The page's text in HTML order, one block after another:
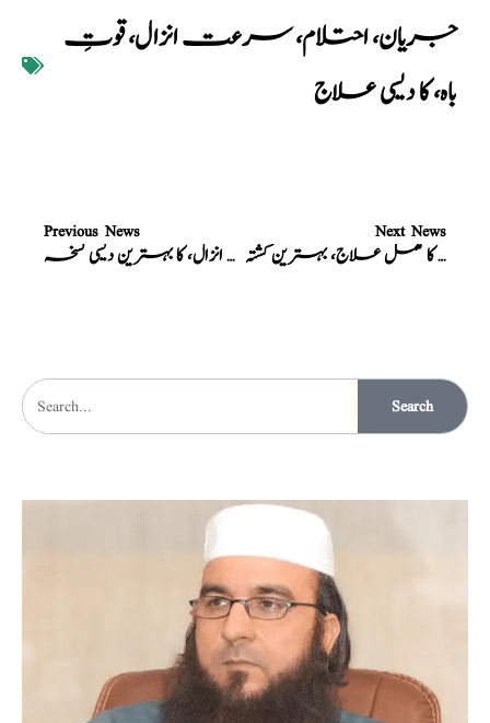
جریان، احتلام، سرعت انزال، قوتِ
باہ، کا دیسی علاج
Previous News
نسخہ الشفاء : سرعت انزال، کا بہترین دیسی نسخہ
Next News
نسخہ الشفاء : مقوی باہ، کا مکمل علاج، بہترین کُشتہ
Search